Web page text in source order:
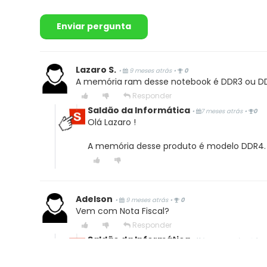
Compra Verificada
Escrever avaliação...
Enviar pergunta
Lazaro S. • 9 meses atrás • 0
A memória ram desse notebook é DDR3 ou
Responder
Saldão da Informática • 7 meses atrás • 0
Olá Lazaro !
A memória desse produto é modelo DDR4.
Adelson • 9 meses atrás • 0
Vem com Nota Fiscal?
Responder
Saldão da Informática 9 meses atrás 0